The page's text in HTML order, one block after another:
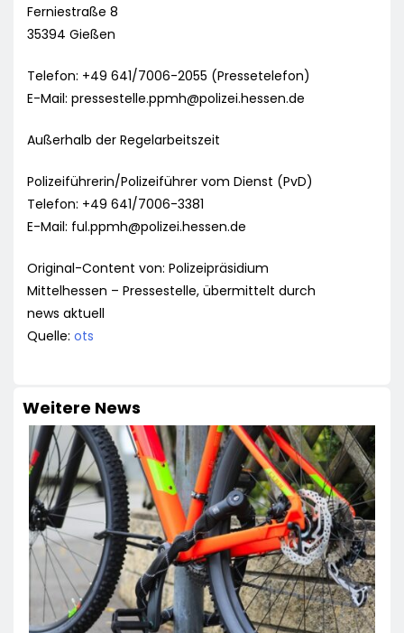
Ferniestraße 8
35394 Gießen
Telefon: +49 641/7006-2055 (Pressetelefon)
E-Mail: pressestelle.ppmh@polizei.hessen.de
Außerhalb der Regelarbeitszeit
Polizeiführerin/Polizeiführer vom Dienst (PvD)
Telefon: +49 641/7006-3381
E-Mail: ful.ppmh@polizei.hessen.de
Original-Content von: Polizeipräsidium
Mittelhessen – Pressestelle, übermittelt durch
news aktuell
Quelle: ots
Weitere News